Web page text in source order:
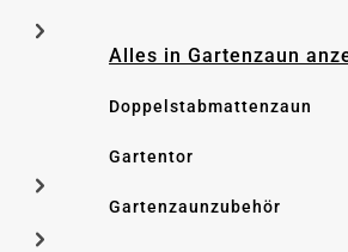
Alles in Gartenzaun
Doppelstabmattenzaun
Gartentor
Gartenzaunzubehör